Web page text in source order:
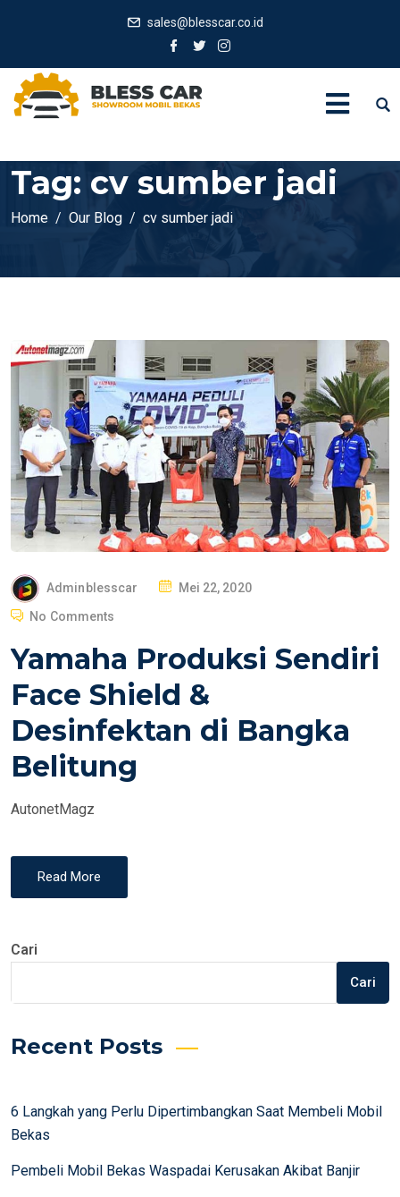
sales@blesscar.co.id
Tag: cv sumber jadi
Home Our Blog cv sumber jadi
Adminblesscar
P
T
D
O
Mei 22, 2020
No Comments
Yamaha Produksi Sendiri
Face Shield &
Desinfektan di Bangka
Belitung
AutonetMagz
Read More
Cari
Cari
Recent Posts
6 Langkah yang Perlu Dipertimbangkan Saat Membeli Mobil
Bekas
Pembeli Mobil Bekas Waspadai Kerusakan Akibat Banjir